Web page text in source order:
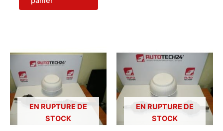
EN RUPTURE DE
STOCK
EN RUPTURE DE
STOCK